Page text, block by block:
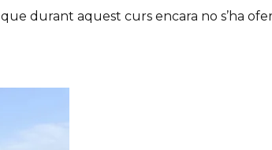
durant aquest curs encara no s’ha